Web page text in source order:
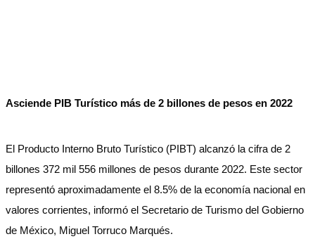
Asciende PIB Turístico más de 2 billones de pesos en 2022
El Producto Interno Bruto Turístico (PIBT) alcanzó la cifra de 2
billones 372 mil 556 millones de pesos durante 2022. Este sector
representó aproximadamente el 8.5% de la economía nacional en
valores corrientes, informó el Secretario de Turismo del Gobierno
de México, Miguel Torruco Marqués.